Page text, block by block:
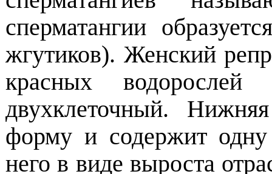
сперматангии
жгутиков). Женский
красных
двухклеточный.
форму и содержит
него в виде выроста